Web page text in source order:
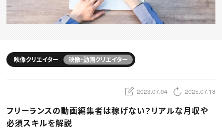
CREATIVE JOB求人検索
特集求人
採用説明会
スキルアップしたい！
デザイン
編集・ライティング
マーケティング
ディレクション
業界解説・キャリア事情
TOP Creator’s コラム
Webクリエイター
アプリクリエイター
ゲームクリエイター
映像クリエイター
セミナー
映像クリエイター 映像・動画クリエイター
2023.07.04 2025.07.18
フリーランスの動画編集者は稼げない？リアルな月収や
必須スキルを解説